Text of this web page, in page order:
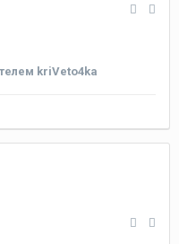
kriVeto4ka